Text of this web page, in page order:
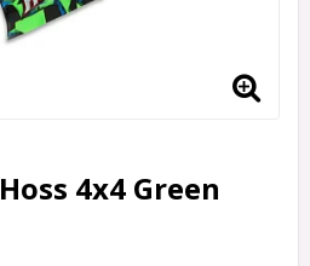
4x4 Green